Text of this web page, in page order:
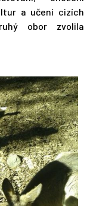
a učení cizích
obor zvolila